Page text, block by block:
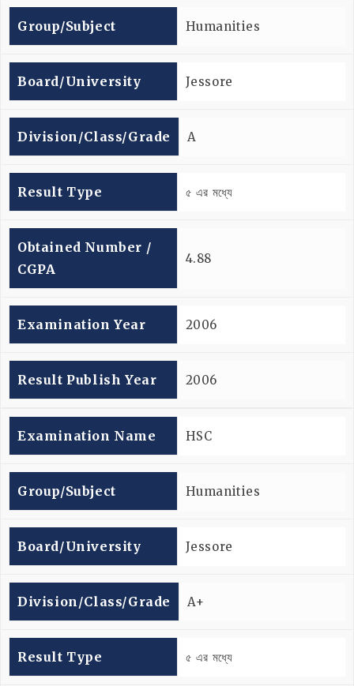
Group/subject Humanities
Board/university Jessore
Division/Class/Grade A
Result Type ৫ এর মধ্যে
Obtained Number /
CGPA
4.88
Examination Year 2006
Result Publish Year 2006
Examination Name HSC
Group/subject Humanities
Board/university Jessore
Division/Class/Grade A+
Result Type ৫ এর মধ্যে